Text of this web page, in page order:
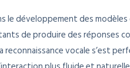
le développement des
de produire des réponses
reconnaissance vocale s’est